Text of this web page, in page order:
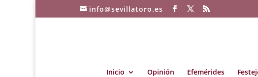
info@sevillatoro.es
Inicio Opinión Efemérides